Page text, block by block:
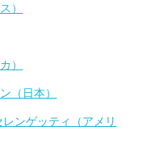
）
）
（日本）
ンゲッティ（アメリ